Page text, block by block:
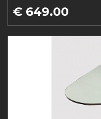
€ 649.00